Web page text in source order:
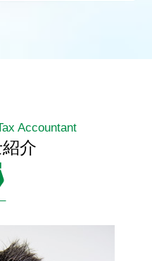
Accountant
介